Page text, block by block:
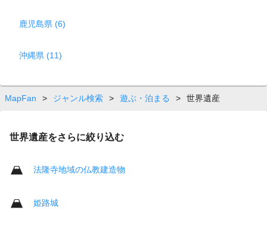
鹿児島県 (6)
沖縄県 (11)
MapFan > ジャンル検索 > 遊ぶ・泊まる > 世界遺産
世界遺産をさらに絞り込む
法隆寺地域の仏教建造物
姫路城